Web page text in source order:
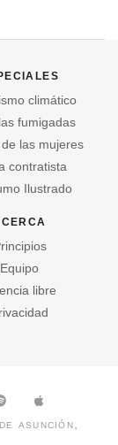
climático
fumigadas
las mujeres
contratista
Ilustrado
Equipo
libre
asunción,